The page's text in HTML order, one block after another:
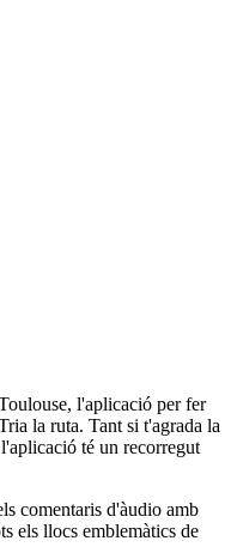
l'aplicació per fer
la ruta. Tant si t'agrada la
té un recorregut
comentaris d'àudio amb
els llocs emblemàtics de